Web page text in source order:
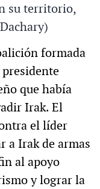
su territorio,
formada
que había
Irak. El
el líder
a Irak de armas
al apoyo
y lograr la